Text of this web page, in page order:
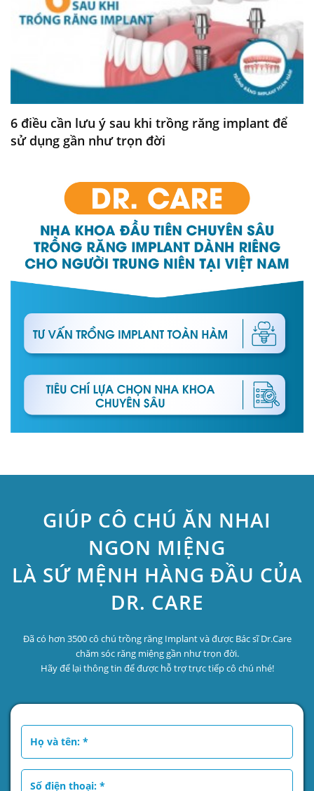
6 điều cần lưu ý sau khi trồng răng implant để
sử dụng gần như trọn đời
GIÚP CÔ CHÚ ĂN NHAI
NGON MIỆNG
LÀ SỨ MỆNH HÀNG ĐẦU CỦA
DR. CARE
Đã có hơn 3500 cô chú trồng răng Implant và được Bác sĩ Dr.Care
chăm sóc răng miệng gần như trọn đời.
Hãy để lại thông tin để được hỗ trợ trực tiếp cô chú nhé!